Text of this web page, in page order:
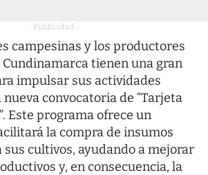
- Publicidad -
campesinas y los productores
tienen una gran
impulsar sus actividades
convocatoria de “Tarjeta
Este programa ofrece un
la compra de insumos
sus cultivos, ayudando a mejorar
y, en consecuencia, la